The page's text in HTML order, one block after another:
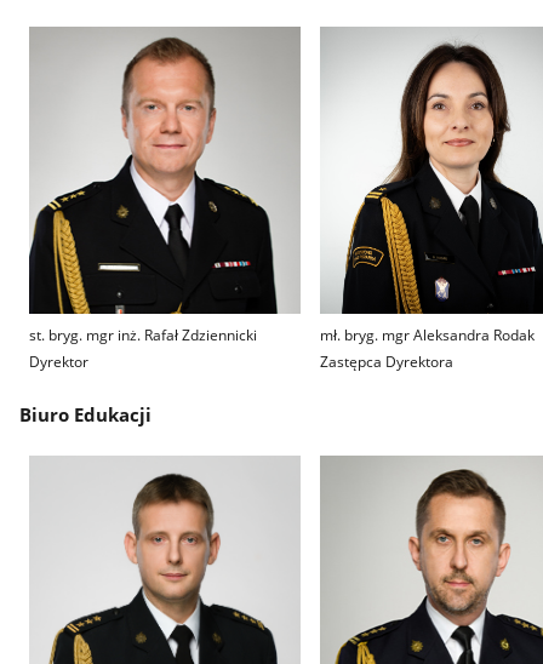
st. bryg. mgr inż. Rafał Zdziennicki
Dyrektor
mł. bryg. mgr Aleksandra Rodak
Zastępca Dyrektora
Biuro Edukacji